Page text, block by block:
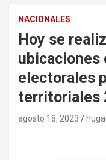
NACIONALES
Hoy se
ubicaciones
electorales
territoriales
agosto 18, 2023